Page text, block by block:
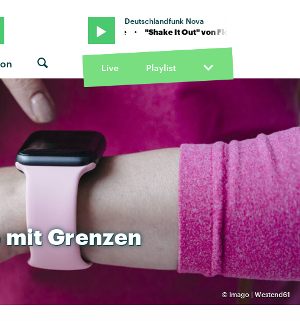
Deutschlandfunk Nova
+ The Machine · "Shake It Out" von Florence + The Machine ·
Live Playlist
© Imago | Westend61
mitGrenzen